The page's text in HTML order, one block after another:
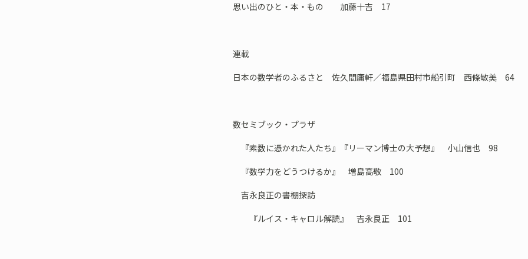
思い出のひと・本・もの 加藤十吉 17
連載
日本の数学者のふるさと 佐久間庸軒／福島県田村市船引町 西條敏美 64
数セミブック・プラザ
『素数に憑かれた人たち』『リーマン博士の大予想』 小山信也 98
『数学力をどうつけるか』 増島高敬 100
吉永良正の書棚探訪
『ルイス・キャロル解読』 吉永良正 101